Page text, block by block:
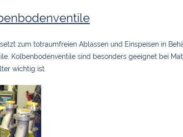
zum totraumfreien Ablassen und Einspeisen in
Kolbenbodenventile sind besonders geeignet bei
wichtig ist.